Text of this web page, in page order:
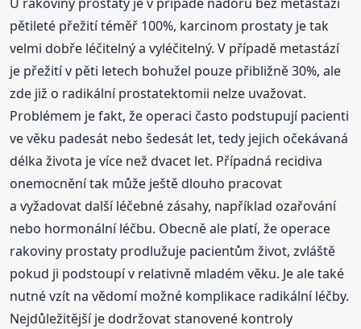
pětileté přežití téměř 100%, karcinom prostaty je tak
velmi dobře léčitelný a vyléčitelný. V případě metastází
je přežití v pěti letech bohužel pouze přibližně 30%, ale
zde již o radikální prostatektomii nelze uvažovat.
Problémem je fakt, že operaci často podstupují pacienti
ve věku padesát nebo šedesát let, tedy jejich očekávaná
délka života je více než dvacet let. Případná recidiva
onemocnění tak může ještě dlouho pracovat
a vyžadovat další léčebné zásahy, například ozařování
nebo hormonální léčbu. Obecně ale platí, že operace
rakoviny prostaty prodlužuje pacientům život, zvláště
pokud ji podstoupí v relativně mladém věku. Je ale také
nutné vzít na vědomí možné komplikace radikální léčby.
Nejdůležitější je dodržovat stanovené kontroly